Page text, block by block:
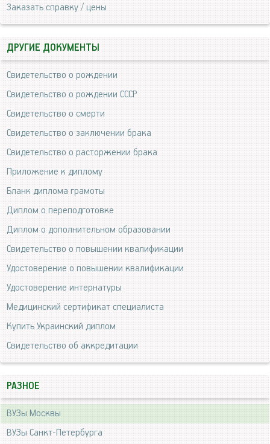
Заказать справку / цены
ДРУГИЕ ДОКУМЕНТЫ
Свидетельство о рождении
Свидетельство о рождении СССР
Свидетельство о смерти
Свидетельство о заключении брака
Свидетельство о расторжении брака
Приложение к диплому
Бланк диплома грамоты
Диплом о переподготовке
Диплом о дополнительном образовании
Свидетельство о повышении квалификации
Удостоверение о повышении квалификации
Удостоверение интернатуры
Медицинский сертификат специалиста
Купить Украинский диплом
Свидетельство об аккредитации
РАЗНОЕ
ВУЗы Москвы
ВУЗы Санкт-Петербурга